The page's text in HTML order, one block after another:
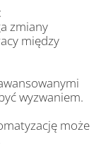
:
zmiany
między
wyzwaniem.
może